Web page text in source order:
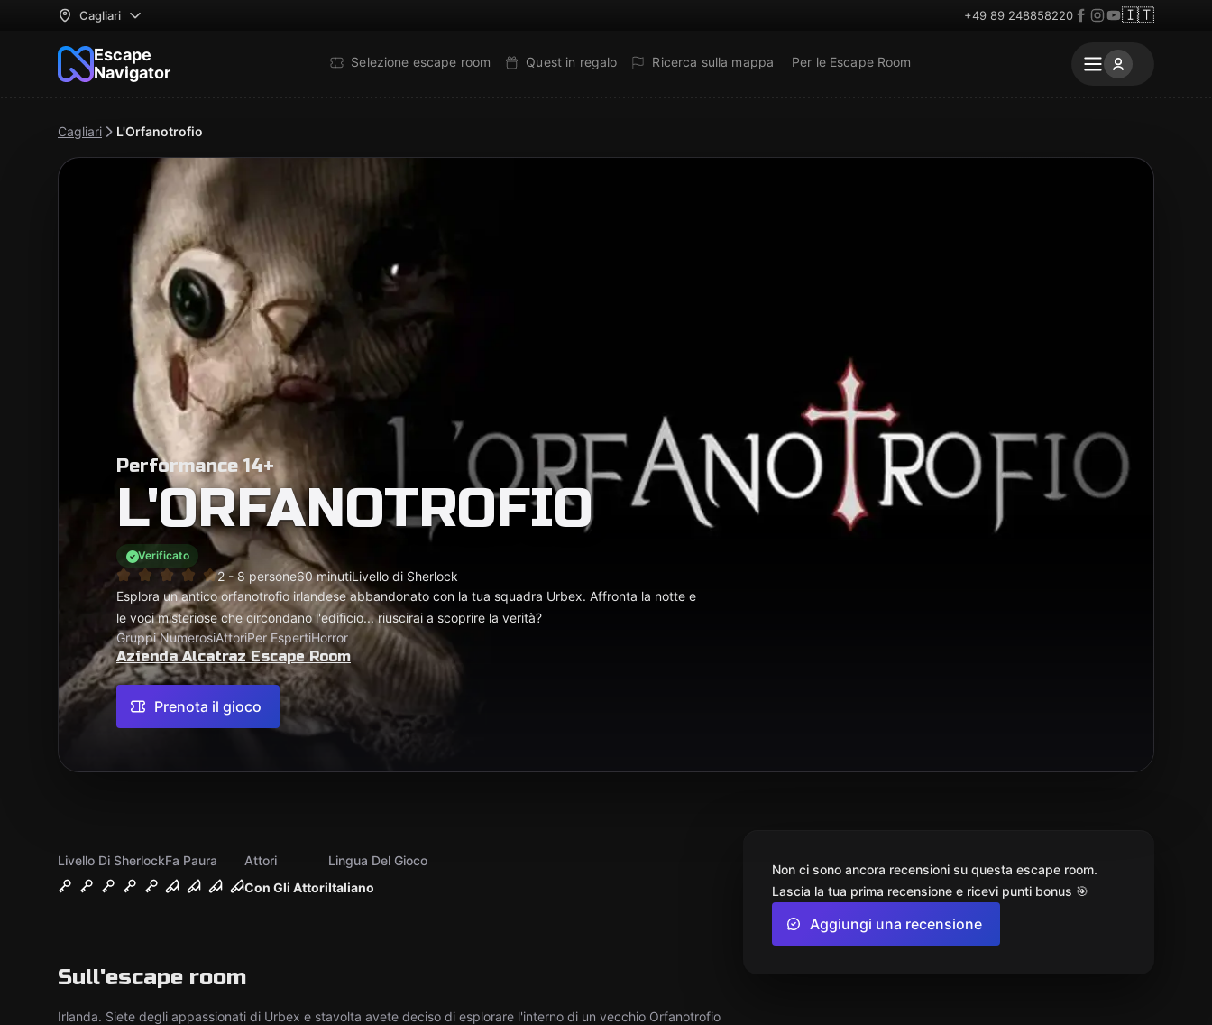
Cagliari +49 89 248858220 🇮🇹
Escape
Navigator
Selezione escape room Quest in regalo Ricerca sulla mappa Per le Escape Room
Cagliari L'Orfanotrofio
Performance 14+
L'ORFANOTROFIO
Verificato
2 - 8 persone60 minutiLivello di Sherlock
Esplora un antico orfanotrofio irlandese abbandonato con la tua squadra Urbex. Affronta la notte e
le voci misteriose che circondano l'edificio... riuscirai a scoprire la verità?
Gruppi NumerosiAttoriPer EspertiHorror
Azienda Alcatraz Escape Room
Prenota il gioco
Livello Di SherlockFa Paura
Con Gli Attori
Attori
Italiano
Lingua Del Gioco
Sull'escape room
Irlanda. Siete degli appassionati di Urbex e stavolta avete deciso di esplorare l'interno di un vecchio Orfanotrofio
Non ci sono ancora recensioni su questa escape room.
Lascia la tua prima recensione e ricevi punti bonus 🎯
Aggiungi una recensione